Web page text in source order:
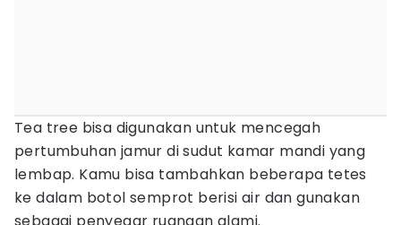
Tea tree bisa digunakan untuk mencegah
pertumbuhan jamur di sudut kamar mandi yang
lembap. Kamu bisa tambahkan beberapa tetes
ke dalam botol semprot berisi air dan gunakan